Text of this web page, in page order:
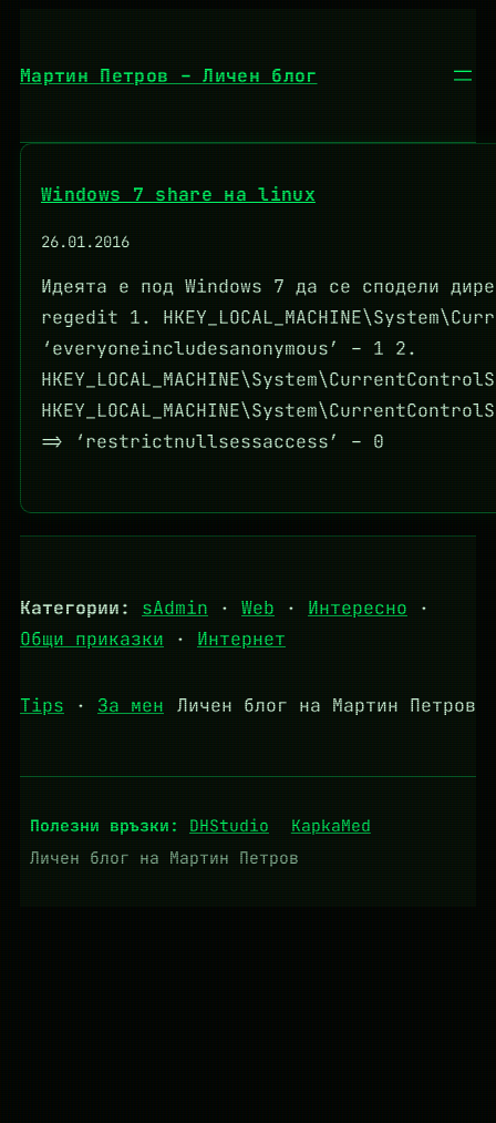
Мартин Петров – Личен блог
Windows 7 share на linux
26.01.2016
Идеята е под Windows 7 да се сподели
regedit 1.
‘everyoneincludesanonymous’ – 1 2.
=> ‘restrictnullsessaccess’ – 0
Категории: sAdmin · Web · Интересно ·
Общи приказки · Интернет
Tips · За мен Личен блог на Мартин Петров
Полезни връзки: DHStudio
KapkaMed
Личен блог на Мартин Петров